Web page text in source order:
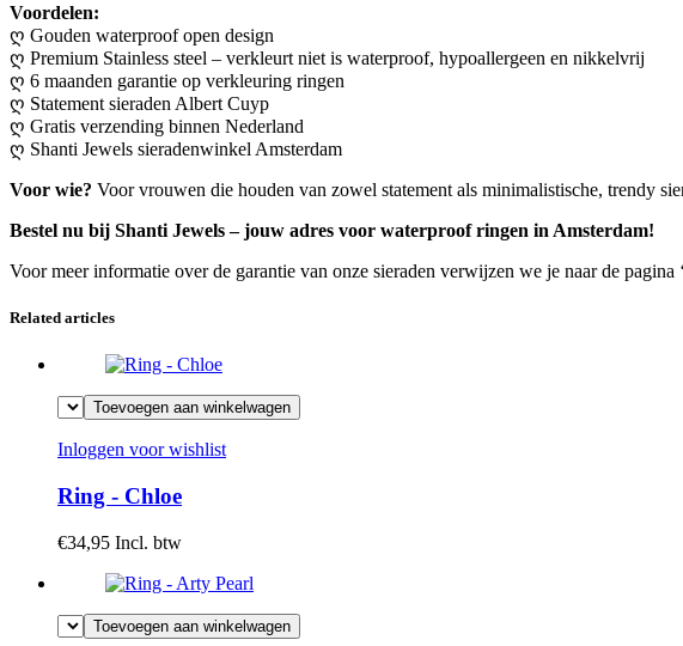
Voordelen:
ღ Gouden waterproof open design
ღ Premium Stainless steel – verkleurt niet is waterproof, hypoallergeen en nikkelvrij
ღ 6 maanden garantie op verkleuring ringen
ღ Statement sieraden Albert Cuyp
ღ Gratis verzending binnen Nederland
ღ Shanti Jewels sieradenwinkel Amsterdam
Voor wie? Voor vrouwen die houden van zowel statement als minimalistische, trendy
Bestel nu bij Shanti Jewels – jouw adres voor waterproof ringen in Amsterdam!
Voor meer informatie over de garantie van onze sieraden verwijzen we je naar de pagina ‘
Related articles
Toevoegen aan winkelwagen
Inloggen voor wishlist
Ring - Chloe
€34,95 Incl. btw
Toevoegen aan winkelwagen